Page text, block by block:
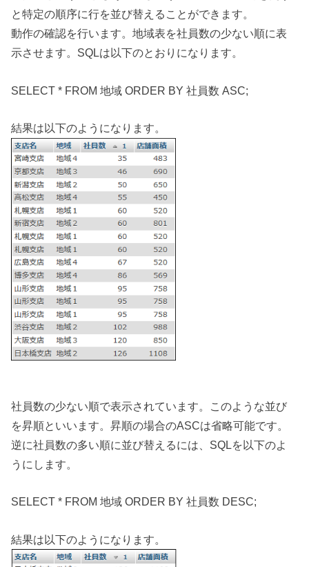
と特定の順序に行を並び替えることができます。
動作の確認を行います。地域表を社員数の少ない順に表
示させます。SQLは以下のとおりになります。
SELECT * FROM 地域 ORDER BY 社員数 ASC;
結果は以下のようになります。
社員数の少ない順で表示されています。このような並び
を昇順といいます。昇順の場合のASCは省略可能です。
逆に社員数の多い順に並び替えるには、SQLを以下のよ
うにします。
SELECT * FROM 地域 ORDER BY 社員数 DESC;
結果は以下のようになります。